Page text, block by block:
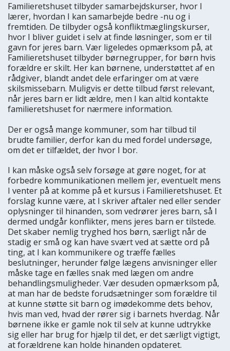
Familieretshuset tilbyder samarbejdskurser, hvor I
lærer, hvordan I kan samarbejde bedre -nu og i
fremtiden. De tilbyder også konfliktmæglingskurser,
hvor I bliver guidet i selv at finde løsninger, som er til
gavn for jeres barn. Vær ligeledes opmærksom på, at
Familieretshuset tilbyder børnegrupper, for børn hvis
forældre er skilt. Her kan børnene, understøttet af en
rådgiver, blandt andet dele erfaringer om at være
skilsmissebarn. Muligvis er dette tilbud først relevant,
når jeres barn er lidt ældre, men I kan altid kontakte
familieretshuset for nærmere information.
Der er også mange kommuner, som har tilbud til
brudte familier, derfor kan du med fordel undersøge,
om det er tilfældet, der hvor I bor.
I kan måske også selv forsøge at gøre noget, for at
forbedre kommunikationen mellem jer, eventuelt mens
I venter på at komme på et kursus i Familieretshuset. Et
forslag kunne være, at I skriver aftaler ned eller sender
oplysninger til hinanden, som vedrører jeres barn, så I
dermed undgår konflikter, mens jeres barn er tilstede.
Det skaber nemlig tryghed hos børn, særligt når de
stadig er små og kan have svært ved at sætte ord på
ting, at I kan kommunikere og træffe fælles
beslutninger, herunder følge lægens anvisninger eller
måske tage en fælles snak med lægen om andre
behandlingsmuligheder. Vær desuden opmærksom på,
at man har de bedste forudsætninger som forældre til
at kunne støtte sit barn og imødekomme dets behov,
hvis man ved, hvad der rører sig i barnets hverdag. Når
børnene ikke er gamle nok til selv at kunne udtrykke
sig eller har brug for hjælp til det, er det særligt vigtigt,
at forældrene kan holde hinanden opdateret.